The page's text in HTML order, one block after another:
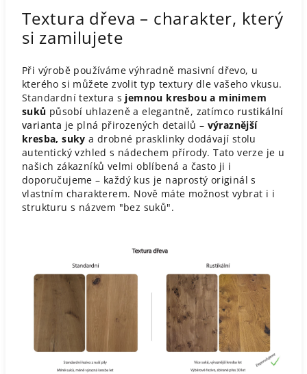
Textura dřeva – charakter, který
si zamilujete
Při výrobě používáme výhradně masivní dřevo, u
kterého si můžete zvolit typ textury dle vašeho vkusu.
Standardní textura s jemnou kresbou a minimem
suků působí uhlazeně a elegantně, zatímco rustikální
varianta je plná přirozených detailů – výraznější
kresba, suky a drobné prasklinky dodávají stolu
autentický vzhled s nádechem přírody. Tato verze je u
našich zákazníků velmi oblíbená a často ji i
doporučujeme – každý kus je naprostý originál s
vlastním charakterem. Nově máte možnost vybrat i i
strukturu s názvem "bez suků".